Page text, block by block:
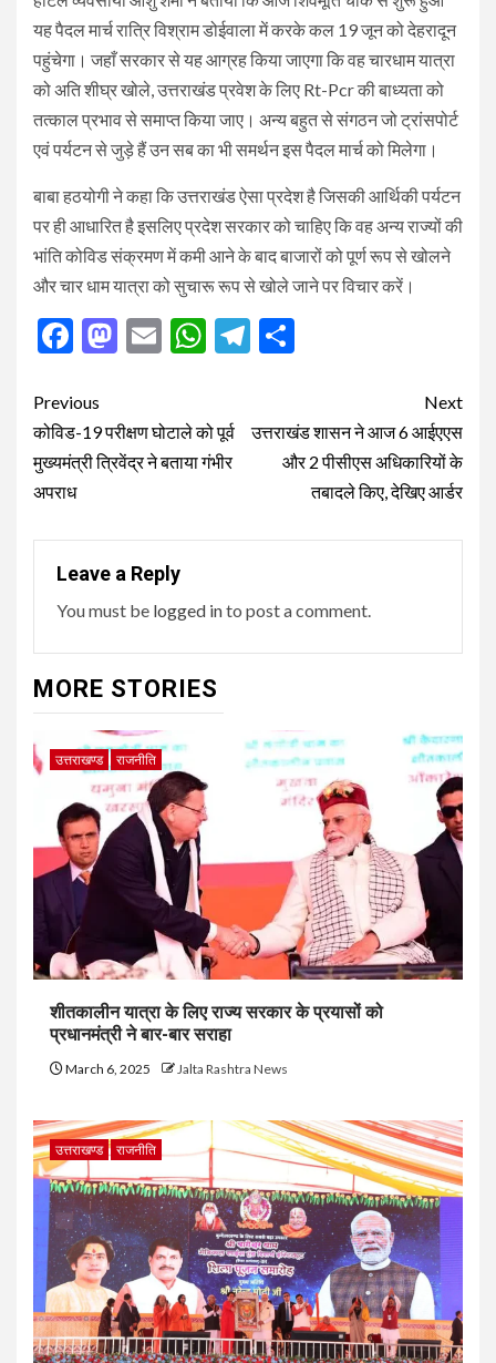
यह पैदल मार्च रात्रि विश्राम डोईवाला में करके कल 19 जून को देहरादून
पहुंचेगा। जहाँ सरकार से यह आग्रह किया जाएगा कि वह चारधाम यात्रा
को अति शीघ्र खोले, उत्तराखंड प्रवेश के लिए Rt-Pcr की बाध्यता को
तत्काल प्रभाव से समाप्त किया जाए। अन्य बहुत से संगठन जो ट्रांसपोर्ट
एवं पर्यटन से जुड़े हैं उन सब का भी समर्थन इस पैदल मार्च को मिलेगा।
बाबा हठयोगी ने कहा कि उत्तराखंड ऐसा प्रदेश है जिसकी आर्थिकी पर्यटन
पर ही आधारित है इसलिए प्रदेश सरकार को चाहिए कि वह अन्य राज्यों की
भांति कोविड संक्रमण में कमी आने के बाद बाजारों को पूर्ण रूप से खोलने
और चार धाम यात्रा को सुचारू रूप से खोले जाने पर विचार करें।
Facebook
Mastodon
EmailWhatsApp
Telegram
Post
navigation
Previous
कोविड-19 परीक्षण घोटाले को पूर्व
मुख्यमंत्री त्रिवेंद्र ने बताया गंभीर
अपराध
Next
उत्तराखंड शासन ने आज 6 आईएएस
और 2 पीसीएस अधिकारियों के
तबादले किए, देखिए आर्डर
Leave a Reply
You must be logged into post a comment.
MORE STORIES
उत्तराखण्ड राजनीति
शीतकालीन यात्रा के लिए राज्य सरकार के प्रयासों को
प्रधानमंत्री ने बार-बार सराहा
March 6, 2025 Jalta Rashtra News
उत्तराखण्ड राजनीति